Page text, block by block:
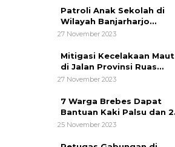
Patroli Anak Sekolah di
Wilayah Banjarharjo
Brebes
27 November 2023
Mitigasi Kecelakaan Maut
di Jalan Provinsi Ruas
Banjarharjo-Salem
27 November 2023
7 Warga Brebes Dapat
Bantuan Kaki Palsu dan 2
Operasi Bibir Sumbing
25 November 2023